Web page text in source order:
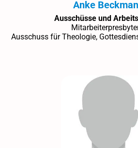
Anke
Ausschüsse und
Ausschuss für Theologie,